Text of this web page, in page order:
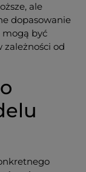
ale
dopasowanie
mogą być
zależności od